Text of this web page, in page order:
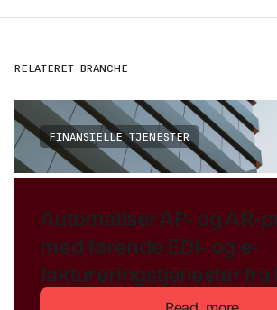
RELATERET BRANCHE
FINANSIELLE TJENESTER
Automatiser AP- og AR-
med førende EDI- og e-
faktureringstjenester fra